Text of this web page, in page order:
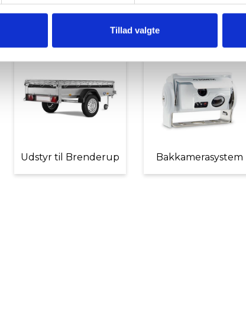
Tillad valgte
Udvendigt Udstyr
Udstyr til Brenderup Bakkamerasystem